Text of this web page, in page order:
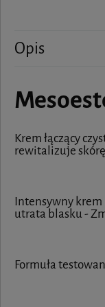
Opis
Krem łączący
rewitalizuje
Intensywny
utrata blasku -
Formuła